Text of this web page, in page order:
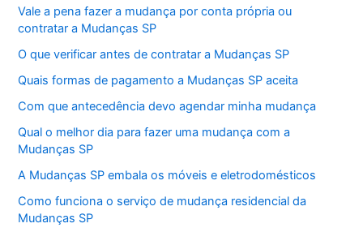
Vale a pena fazer a mudança por conta própria ou
contratar a Mudanças SP
O que verificar antes de contratar a Mudanças SP
Quais formas de pagamento a Mudanças SP aceita
Com que antecedência devo agendar minha mudança
Qual o melhor dia para fazer uma mudança com a
Mudanças SP
A Mudanças SP embala os móveis e eletrodomésticos
Como funciona o serviço de mudança residencial da
Mudanças SP